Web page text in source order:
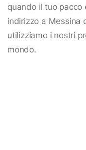
quando il tuo pacco
indirizzo a Messina
utilizziamo i nostri
mondo.